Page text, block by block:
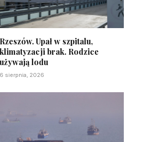
Rzeszów. Upał w szpitalu,
klimatyzacji brak. Rodzice
używają lodu
6 sierpnia, 2026